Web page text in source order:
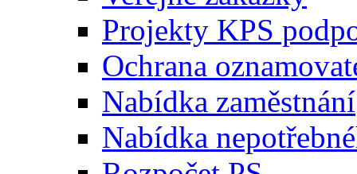
Projekty KPS
Ochrana
Nabídka zaměstnání
Nabídka